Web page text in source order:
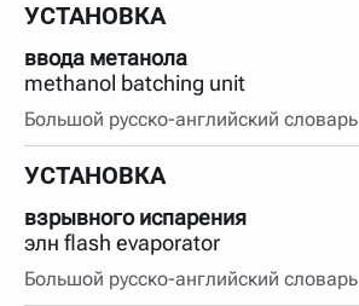
УСТАНОВКА
ввода метанола
methanol batching unit
Большой русско-английский словарь
УСТАНОВКА
взрывного испарения
элн flash evaporator
Большой русско-английский словарь